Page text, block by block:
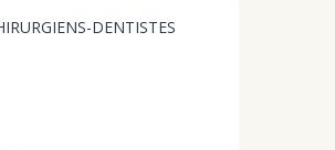
DENTISTES